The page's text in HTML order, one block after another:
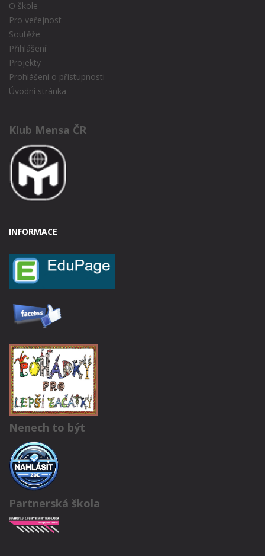
O škole
Pro veřejnost
Soutěže
Přihlášení
Projekty
Prohlášení o přístupnosti
Úvodní stránka
Klub Mensa ČR
INFORMACE
Nenech to být
Partnerská škola